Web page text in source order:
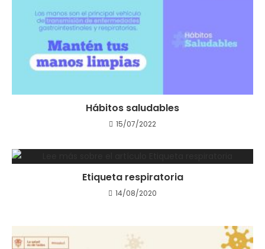
Hábitos saludables
15/07/2022
Etiqueta respiratoria
14/08/2020